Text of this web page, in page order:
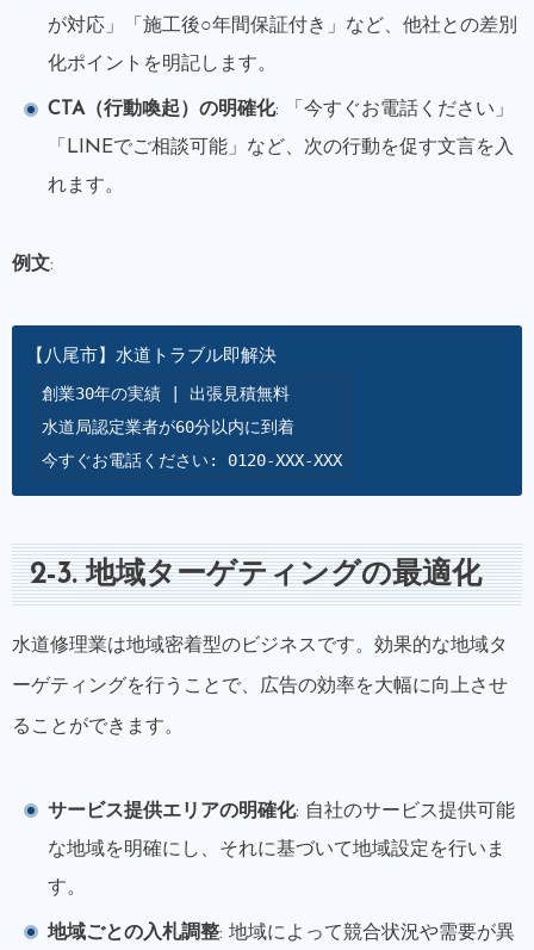
が対応」「施工後○年間保証付き」など、他社との差別
化ポイントを明記します。
CTA（行動喚起）の明確化: 「今すぐお電話ください」
「LINEでご相談可能」など、次の行動を促す文言を入
れます。
例文:
創業30年の実績 | 出張見積無料
水道局認定業者が60分以内に到着
今すぐお電話ください: 0120-XXX-XXX
2-3. 地域ターゲティングの最適化
水道修理業は地域密着型のビジネスです。効果的な地域タ
ーゲティングを行うことで、広告の効率を大幅に向上させ
ることができます。
サービス提供エリアの明確化: 自社のサービス提供可能
な地域を明確にし、それに基づいて地域設定を行いま
す。
地域ごとの入札調整: 地域によって競合状況や需要が異